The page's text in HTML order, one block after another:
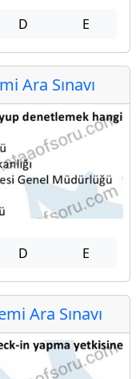
D E
Ara Sınavı
D E
Ara Sınavı